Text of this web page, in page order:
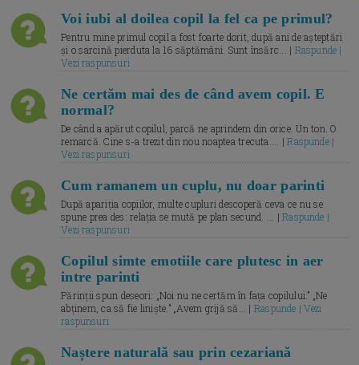
Voi iubi al doilea copil la fel ca pe primul?
Pentru mine primul copil a fost foarte dorit, după ani de așteptări
și o sarcină pierduta la 16 săptămâni. Sunt însărc... | Raspunde |
Vezi raspunsuri
Ne certăm mai des de când avem copil. E
normal?
De când a apărut copilul, parcă ne aprindem din orice. Un ton. O
remarcă. Cine s-a trezit din nou noaptea trecuta.... |Raspunde |
Vezi raspunsuri
Cum ramanem un cuplu, nu doar parinti
După apariția copiilor, multe cupluri descoperă ceva ce nu se
spune prea des: relația se mută pe plan secund. ... |Raspunde |
Vezi raspunsuri
Copilul simte emotiile care plutesc in aer
intre parinti
Părinții spun deseori: „Noi nu ne certăm în fața copilului.” „Ne
abținem, ca să fie liniște.” „Avem grijă să... | Raspunde | Vezi
raspunsuri
Naștere naturală sau prin cezariană